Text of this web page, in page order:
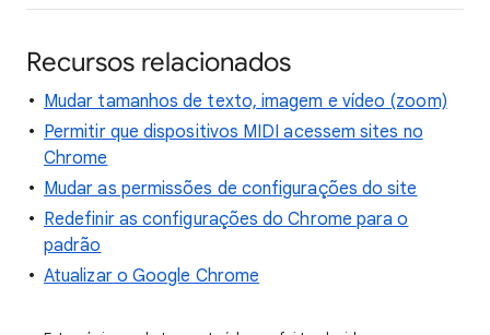
Recursos relacionados
Mudar tamanhos de texto, imagem e vídeo (zoom)
Permitir que dispositivos MIDI acessem sites no
Chrome
Mudar as permissões de configurações do site
Redefinir as configurações do Chrome para o
padrão
Atualizar o Google Chrome